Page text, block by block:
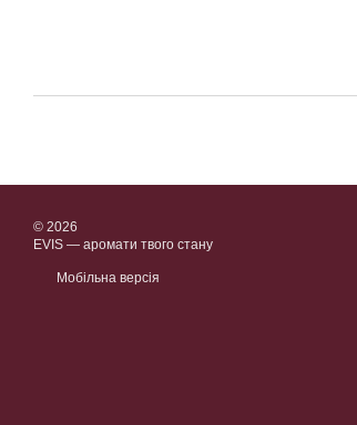
© 2026
EVIS — аромати твого стану
Мобільна версія